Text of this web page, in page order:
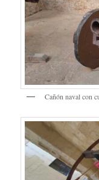
Cañón naval con